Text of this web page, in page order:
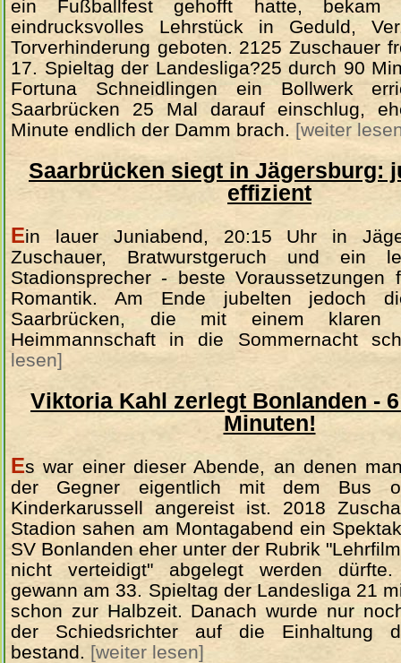
ein Fußballfest gehofft hatte, bekam
eindrucksvolles Lehrstück in Geduld,
Torverhinderung geboten. 2125 Zuschauer
17. Spieltag der Landesliga?25 durch 90
Fortuna Schneidlingen ein Bollwerk
Saarbrücken 25 Mal darauf einschlug,
Minute endlich der Damm brach. [weiter
Saarbrücken siegt in Jägersburg:
effizient
Ein lauer Juniabend, 20:15 Uhr in
Zuschauer, Bratwurstgeruch und ein
Stadionsprecher - beste Voraussetzungen
Romantik. Am Ende jubelten jedoch
Saarbrücken, die mit einem klaren
Heimmannschaft in die Sommernacht
lesen]
Viktoria Kahl zerlegt Bonlanden -
Minuten!
Es war einer dieser Abende, an denen
der Gegner eigentlich mit dem Bus
Kinderkarussell angereist ist. 2018
Stadion sahen am Montagabend ein
SV Bonlanden eher unter der Rubrik
nicht verteidigt" abgelegt werden
gewann am 33. Spieltag der Landesliga 21
schon zur Halbzeit. Danach wurde nur
der Schiedsrichter auf die Einhaltung
bestand. [weiter lesen]